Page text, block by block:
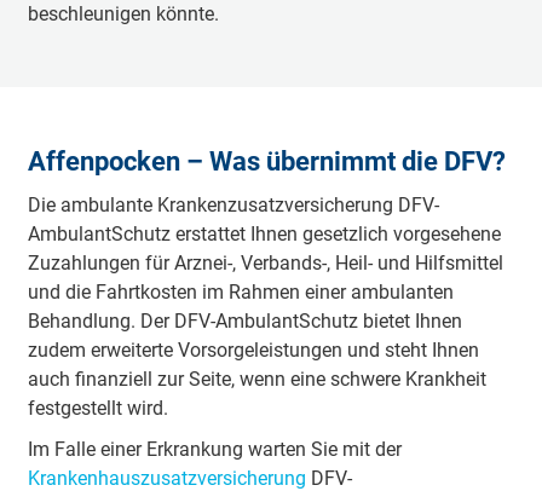
beschleunigen könnte.
Affenpocken – Was übernimmt die DFV?
Die ambulante Krankenzusatzversicherung DFV-
AmbulantSchutz erstattet Ihnen gesetzlich vorgesehene
Zuzahlungen für Arznei-, Verbands-, Heil- und Hilfsmittel
und die Fahrtkosten im Rahmen einer ambulanten
Behandlung. Der DFV-AmbulantSchutz bietet Ihnen
zudem erweiterte Vorsorgeleistungen und steht Ihnen
auch finanziell zur Seite, wenn eine schwere Krankheit
festgestellt wird.
Im Falle einer Erkrankung warten Sie mit der
Krankenhauszusatzversicherung DFV-